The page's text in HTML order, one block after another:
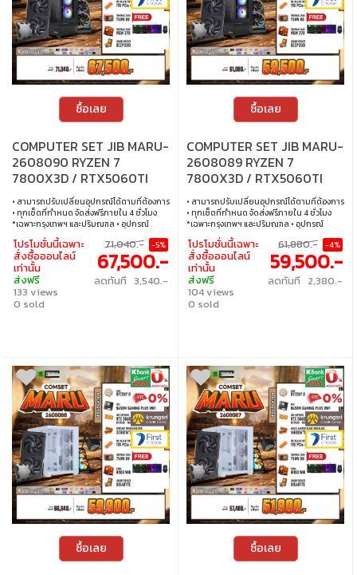
ซื้อเลย
COMPUTER SET JIB MARU-
2608090 RYZEN 7
7800X3D / RTX5060TI
16GB / B650 / 32GB DDR5 /
M.2 1TB
• สามารถปรับเปลี่ยนอุปกรณ์ได้ตามที่ต้องการ
• ทุกเซ็ตที่กำหนด จัดส่งฟรีภายใน 4 ชั่วโมง
*เฉพาะกรุงเทพฯ และปริมณฑล • อุปกรณ์
คอมพิวเตอร์เสียภายใน 30 วัน นับจากวันซื้อ
เปลี่ยนอุปกรณ์คอมพิวเตอร์ใหม่ให้ทันที
ภายใน 24 ชั่วโมง เฉพาะซื้อผ่าน JIB Online
เท่านั้น (เงื่อนไขเป็นไปตามที่กำหนด) • ผ่อน
สบายๆ 0% นาน 10 เดือน ทุกเซ็ต • บริการ
ซ่อมและตรวจเช็คอาการ ฟรี! ได้ที่เจไอบีกว่า 140
สาขา ทั่วประเทศ
โปรโมชั่นนี้เฉพาะ
สั่งซื้อออนไลน์
เท่านั้น
ส่งฟรี
133 views
0 sold
71,040.- -5%
67,500.-
ลดทันที 3,540.-
ซื้อเลย
COMPUTER SET JIB MARU-
2608089 RYZEN 7
7800X3D / RTX5060TI
16GB / B650 / 16GB DDR5 /
M.2 1TB
• สามารถปรับเปลี่ยนอุปกรณ์ได้ตามที่ต้องการ
• ทุกเซ็ตที่กำหนด จัดส่งฟรีภายใน 4 ชั่วโมง
*เฉพาะกรุงเทพฯ และปริมณฑล • อุปกรณ์
คอมพิวเตอร์เสียภายใน 30 วัน นับจากวันซื้อ
เปลี่ยนอุปกรณ์คอมพิวเตอร์ใหม่ให้ทันที
ภายใน 24 ชั่วโมง เฉพาะซื้อผ่าน JIB Online
เท่านั้น (เงื่อนไขเป็นไปตามที่กำหนด) • ผ่อน
สบายๆ 0% นาน 10 เดือน ทุกเซ็ต • บริการ
ซ่อมและตรวจเช็คอาการ ฟรี! ได้ที่เจไอบีกว่า 140
สาขา ทั่วประเทศ
โปรโมชั่นนี้เฉพาะ
สั่งซื้อออนไลน์
เท่านั้น
ส่งฟรี
104 views
0 sold
61,880.- -4%
59,500.-
ลดทันที 2,380.-
ซื้อเลย ซื้อเลย